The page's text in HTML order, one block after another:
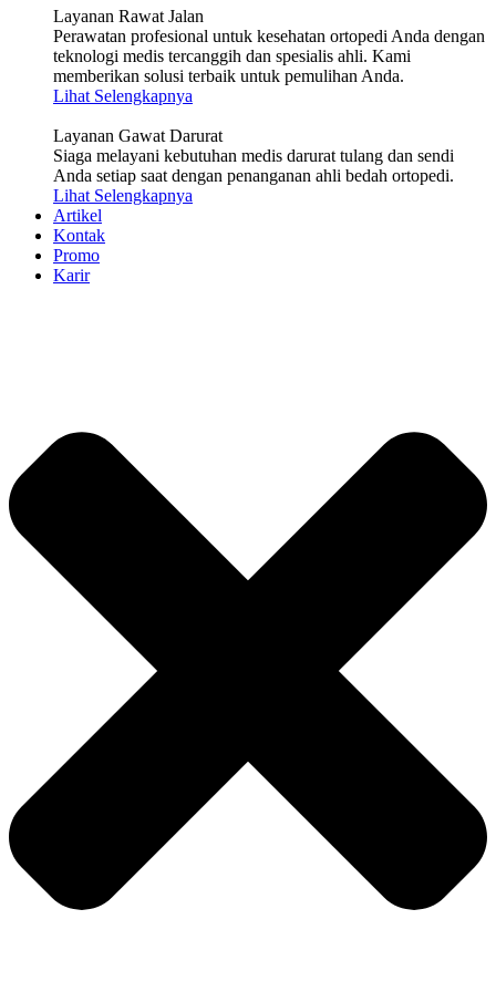
Layanan Rawat Jalan
Perawatan profesional untuk kesehatan ortopedi Anda dengan
teknologi medis tercanggih dan spesialis ahli. Kami
memberikan solusi terbaik untuk pemulihan Anda.
Lihat Selengkapnya
Layanan Gawat Darurat
Siaga melayani kebutuhan medis darurat tulang dan sendi
Anda setiap saat dengan penanganan ahli bedah ortopedi.
Lihat Selengkapnya
Artikel
Kontak
Promo
Karir